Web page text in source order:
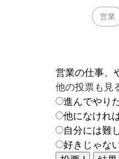
営業
営業の仕事、
他の投票も見
進んでやり
他になけれ
自分には難
好きじゃな